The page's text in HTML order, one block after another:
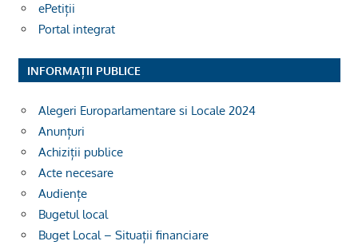
ePetiții
Portal integrat
INFORMAȚII PUBLICE
Alegeri Europarlamentare si Locale 2024
Anunțuri
Achiziții publice
Acte necesare
Audiențe
Bugetul local
Buget Local – Situații financiare